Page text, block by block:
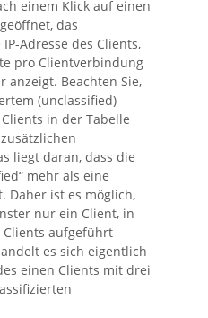
einem Klick auf einen
das
Adresse des Clients,
pro Clientverbindung
anzeigt. Beachten Sie,
(unclassified)
in der Tabelle
liegt daran, dass die
mehr als eine
Daher ist es möglich,
nur ein Client, in
aufgeführt
es sich eigentlich
einen Clients mit drei